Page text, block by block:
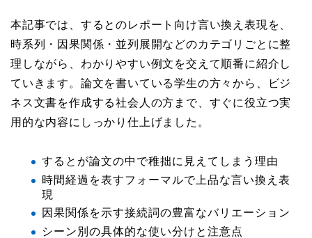
本記事では、するとのレポート向け言い換え表現を、
時系列・因果関係・並列展開などのカテゴリごとに整
理しながら、わかりやすい例文を交えて順番に紹介し
ていきます。論文を書いている学生の方々から、ビジ
ネス文書を作成する社会人の方まで、すぐに役立つ実
用的な内容にしっかり仕上げました。
するとが論文の中で稚拙に見えてしまう理由
時間経過を表すフォーマルで上品な言い換え表
現
因果関係を示す接続詞の豊富なバリエーション
シーン別の具体的な使い分けと注意点